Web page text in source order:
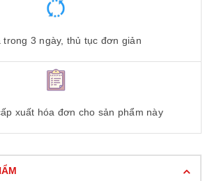
3 ngày, thủ tục đơn giản
xuất hóa đơn cho sản phẩm này